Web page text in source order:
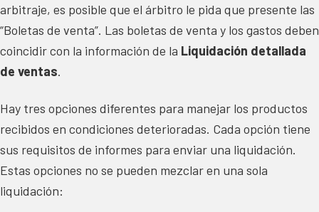
arbitraje, es posible que el árbitro le pida que presente las
“Boletas de venta”. Las boletas de venta y los gastos deben
coincidir con la información de la Liquidación detallada
de ventas.
Hay tres opciones diferentes para manejar los productos
recibidos en condiciones deterioradas. Cada opción tiene
sus requisitos de informes para enviar una liquidación.
Estas opciones no se pueden mezclar en una sola
liquidación: